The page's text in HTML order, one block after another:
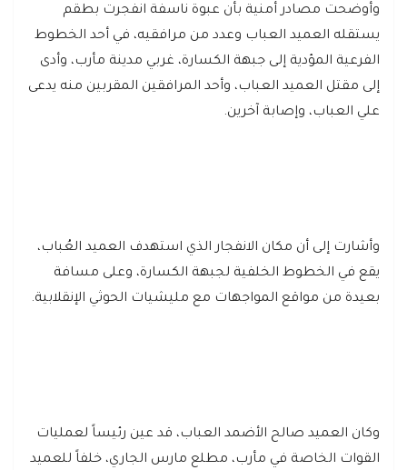
وأوضحت مصادر أمنية بأن عبوة ناسفة انفجرت بطقم
يستقله العميد العباب وعدد من مرافقيه، في أحد الخطوط
الفرعية المؤدية إلى جبهة الكسارة، غربي مدينة مأرب، وأدى
إلى مقتل العميد العباب، وأحد المرافقين المقربين منه يدعى
علي العباب، وإصابة آخرين.
وأشارت إلى أن مكان الانفجار الذي استهدف العميد العُباب،
يقع في الخطوط الخلفية لجبهة الكسارة، وعلى مسافة
بعيدة من مواقع المواجهات مع مليشيات الحوثي الإنقلابية.
وكان العميد صالح الأضمد العباب، قد عين رئيساً لعمليات
القوات الخاصة في مأرب، مطلع مارس الجاري، خلفاً للعميد